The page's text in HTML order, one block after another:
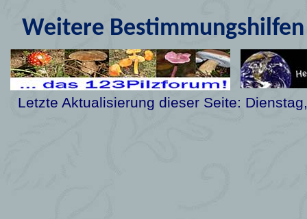
Weitere
Letzte Aktualisierung dieser Seite: